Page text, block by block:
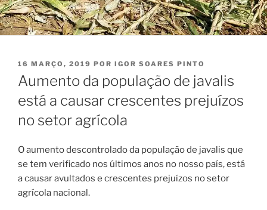
PUBLICADO
EM
16 MARÇO, 2019 POR IGOR SOARES PINTO
Aumento da população de javalis
está a causar crescentes prejuízos
no setor agrícola
O aumento descontrolado da população de javalis que
se tem verificado nos últimos anos no nosso país, está
a causar avultados e crescentes prejuízos no setor
agrícola nacional.